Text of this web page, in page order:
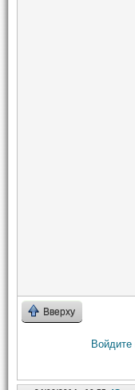
Вверху
Войдите